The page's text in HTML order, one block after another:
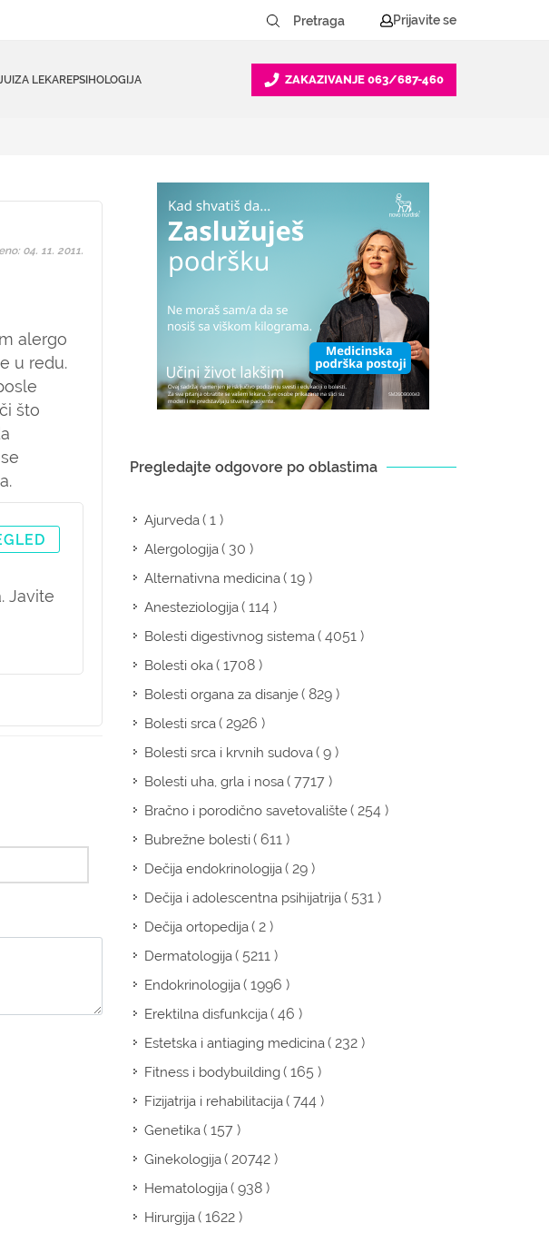
Prijavite se
ZA LEKAREPSIHOLOGIJA ZAKAZIVANJE 063/687-460
alergo
u redu.
što
04. 11. 2011.
Javite
Pregledajte odgovore po oblastima
Ajurveda( 1 )
Alergologija( 30 )
Alternativna medicina( 19 )
Anesteziologija( 114 )
Bolesti digestivnog sistema( 4051 )
Bolesti oka( 1708 )
Bolesti organa za disanje( 829 )
Bolesti srca( 2926 )
Bolesti srca i krvnih sudova( 9 )
Bolesti uha, grla i nosa( 7717 )
Bračno i porodično savetovalište( 254 )
Bubrežne bolesti( 611 )
Dečija endokrinologija( 29 )
Dečija i adolescentna psihijatrija( 531 )
Dečija ortopedija( 2 )
Dermatologija( 5211 )
Endokrinologija( 1996 )
Erektilna disfunkcija( 46 )
Estetska i antiaging medicina( 232 )
Fitness i bodybuilding( 165 )
Fizijatrija i rehabilitacija( 744 )
Genetika( 157 )
Ginekologija( 20742 )
Hematologija( 938 )
Hirurgija( 1622 )